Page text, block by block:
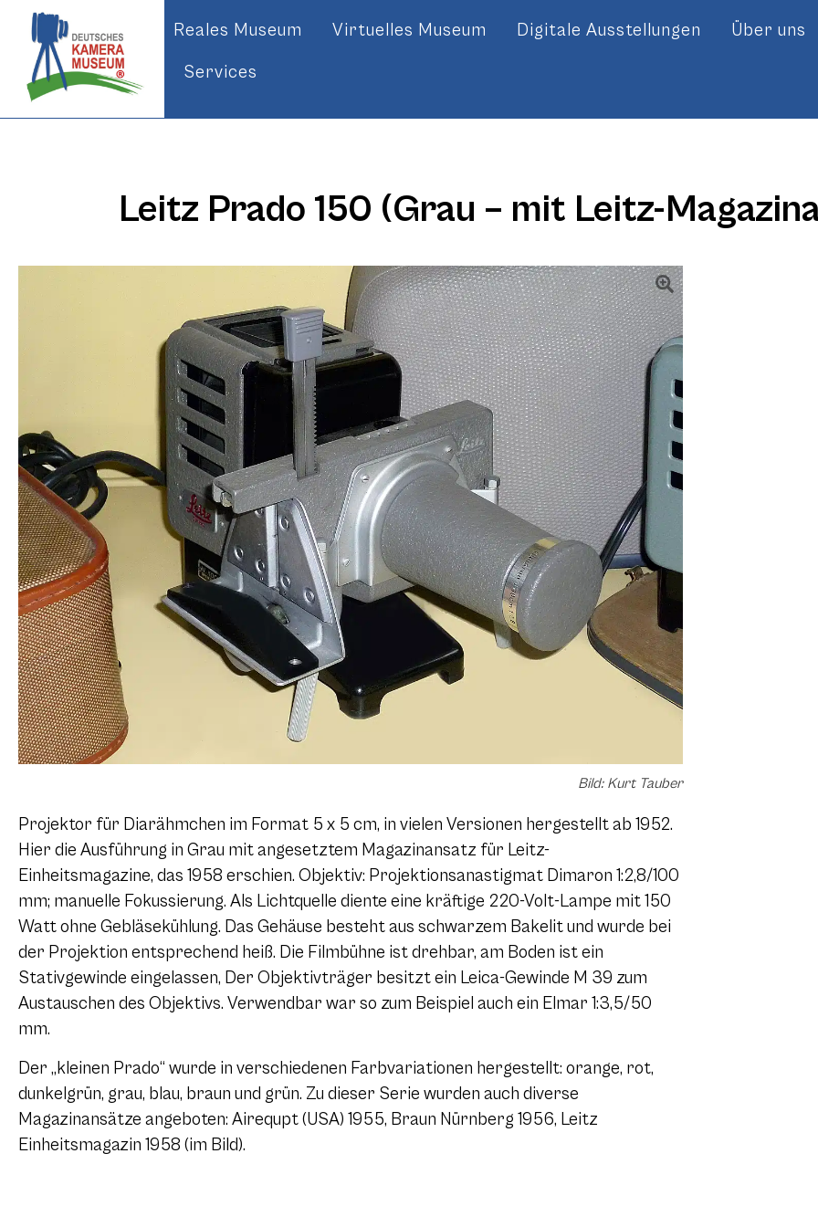
Reales Museum Virtuelles Museum Digitale Ausstellungen Über uns
Services
Leitz Prado 150 (Grau – mit Leitz-
Bild: Kurt Tauber
Projektor für Diarähmchen im Format 5 x 5 cm, in vielen Versionen hergestellt ab 1952.
Hier die Ausführung in Grau mit angesetztem Magazinansatz für Leitz-
Einheitsmagazine, das 1958 erschien. Objektiv: Projektionsanastigmat Dimaron 1:2,8/100
mm; manuelle Fokussierung. Als Lichtquelle diente eine kräftige 220-Volt-Lampe mit 150
Watt ohne Gebläsekühlung. Das Gehäuse besteht aus schwarzem Bakelit und wurde bei
der Projektion entsprechend heiß. Die Filmbühne ist drehbar, am Boden ist ein
Stativgewinde eingelassen, Der Objektivträger besitzt ein Leica-Gewinde M 39 zum
Austauschen des Objektivs. Verwendbar war so zum Beispiel auch ein Elmar 1:3,5/50
mm.
Der „kleinen Prado“ wurde in verschiedenen Farbvariationen hergestellt: orange, rot,
dunkelgrün, grau, blau, braun und grün. Zu dieser Serie wurden auch diverse
Magazinansätze angeboten: Airequpt (USA) 1955, Braun Nürnberg 1956, Leitz
Einheitsmagazin 1958 (im Bild).